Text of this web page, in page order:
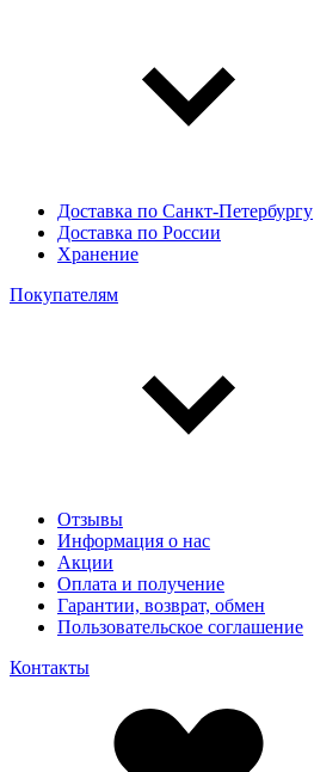
Доставка по Санкт-Петербургу
Доставка по России
Хранение
Покупателям
Отзывы
Информация о нас
Акции
Оплата и получение
Гарантии, возврат, обмен
Пользовательское соглашение
Контакты